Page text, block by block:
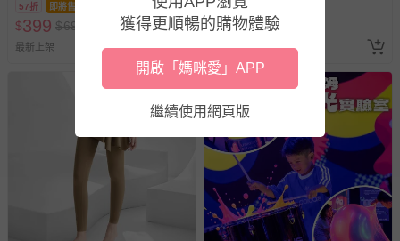
57折 即將售完
$399 $699
最新上架
56折 即將售完
$499 $899
已售出 1
獲得更順暢的購物體驗
開啟「媽咪愛」APP
繼續使用網頁版